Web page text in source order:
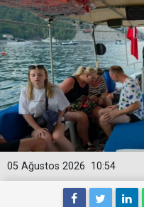
10:54
05 Ağustos 2026